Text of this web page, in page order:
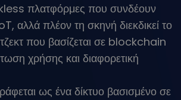
για το μέλλον σας
αγορά
επενδύσεις (DCA)
σε πραγματικό χρόνο για τα αγαπημένα σας
πλατφόρμες που συνδέουν
αλλά πλέον τη σκηνή διεκδικεί το
που βασίζεται σε blockchain
χρήσης και διαφορετική
ως ένα δίκτυο βασισμένο σε